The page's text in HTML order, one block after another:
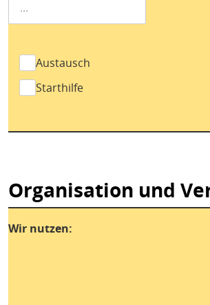
Austausch
Starthilfe
Organisation und
Wir nutzen: